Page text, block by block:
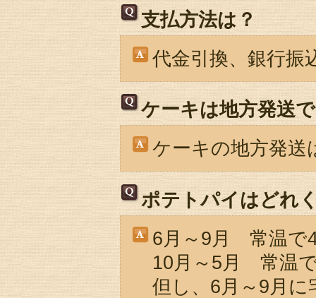
支払方法は？
代金引換、銀行振
ケーキは地方発送
ケーキの地方発
ポテトパイはどれ
6月～9月 常温で
10月～5月 常温
但し、6月～9月